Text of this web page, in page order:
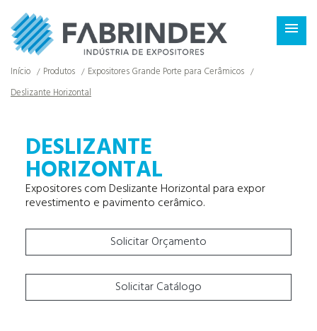

×
Início Produtos
Expositores Grande Porte para Cerâmicos
Deslizante Horizontal
DESLIZANTE
HORIZONTAL
Expositores com Deslizante Horizontal para expor
revestimento e pavimento cerâmico.
Solicitar Orçamento
Solicitar Catálogo